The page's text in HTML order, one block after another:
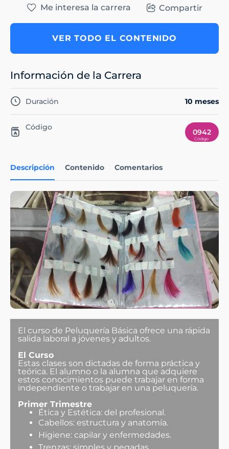
Descripción Contenido Comentarios
El curso de Peluquería Básica ofrece una rápida
salida laboral a jóvenes y adultos.
El Curso
Estas clases son dictadas de forma práctica y
teórica. El alumno o la alumna que adquiere
estos conocimientos puede trabajar en forma
independiente o trabajar en una peluquería.
Primer Trimestre
Ética y Estética: del profesional.
Cabellos: estructura y anatomía.
Higiene: capilar y enfermedades.
Me interesa la carrera Compartir
VER TODO EL CONTENIDO
Información de la Carrera
Duración 10 meses
Código
0942